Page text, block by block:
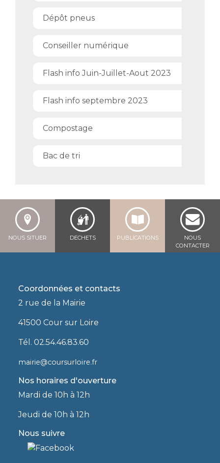
Dépôt pneus
Conseiller numérique
Flash info Juin-Juillet-Aout 2023
Flash info septembre 2023
Compostage
Bac de tri
NOUS SITUER DECHETS PUBLICATIONS
NOUS
CONTACTER
Coordonnées et contacts
2 rue de la Mairie
41500 Cour sur Loire
Tél. 02.54.46.83.60
mairie@coursurloire.fr
Nos horaires d'ouverture
Mardi de 10h à 12h
Jeudi de 10h à 12h
Nous suivre